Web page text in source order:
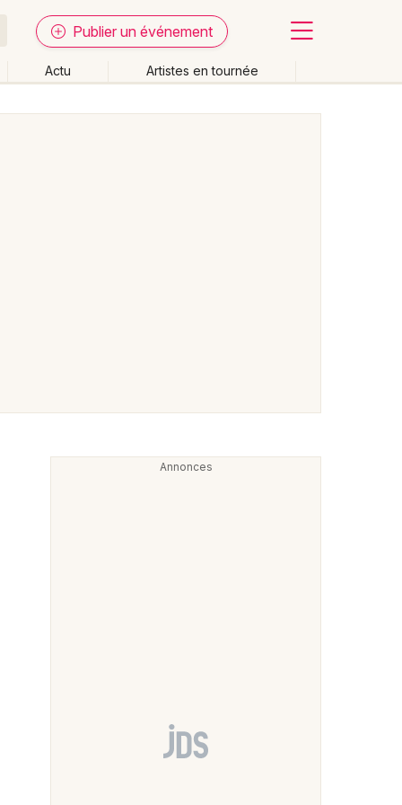
Publier un événement
Actu Artistes en tournée